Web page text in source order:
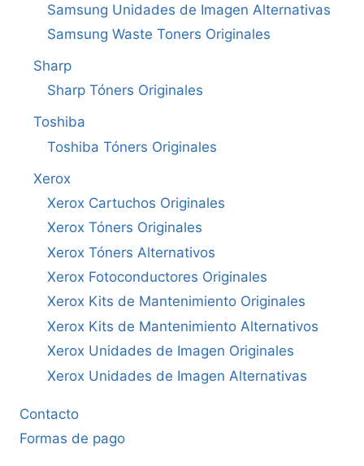
Samsung Unidades de Imagen Alternativas
Samsung Waste Toners Originales
Sharp
Sharp Tóners Originales
Toshiba
Toshiba Tóners Originales
Xerox
Xerox Cartuchos Originales
Xerox Tóners Originales
Xerox Tóners Alternativos
Xerox Fotoconductores Originales
Xerox Kits de Mantenimiento Originales
Xerox Kits de Mantenimiento Alternativos
Xerox Unidades de Imagen Originales
Xerox Unidades de Imagen Alternativas
Contacto
Formas de pago